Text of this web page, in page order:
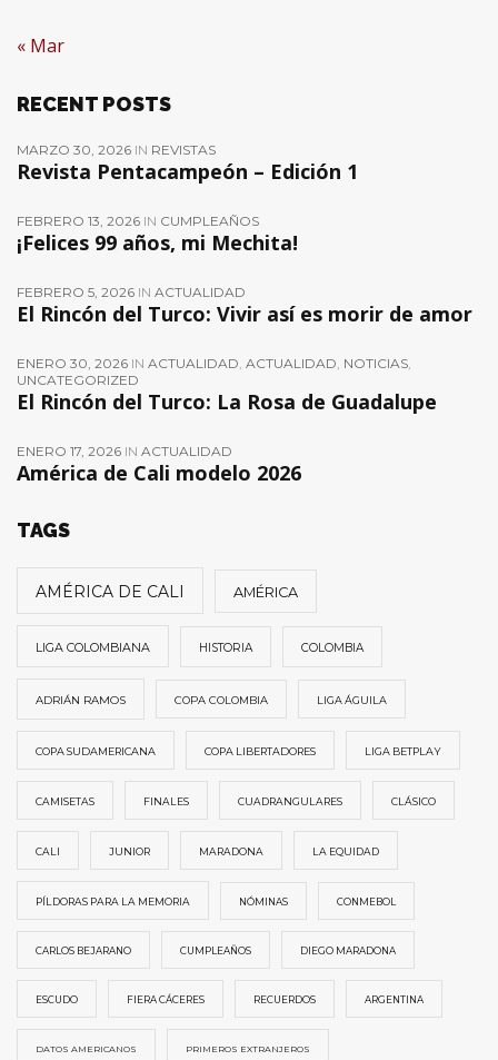
« Mar
RECENT POSTS
MARZO 30, 2026 IN REVISTAS
Revista Pentacampeón – Edición 1
FEBRERO 13, 2026 IN CUMPLEAÑOS
¡Felices 99 años, mi Mechita!
FEBRERO 5, 2026 IN ACTUALIDAD
El Rincón del Turco: Vivir así es morir de amor
ENERO 30, 2026 IN ACTUALIDAD ACTUALIDAD NOTICIAS
UNCATEGORIZED
El Rincón del Turco: La Rosa de Guadalupe
ENERO 17, 2026 IN ACTUALIDAD
América de Cali modelo 2026
TAGS
AMÉRICA DE CALI AMÉRICA
LIGA COLOMBIANA HISTORIA COLOMBIA
ADRIÁN RAMOS COPA COLOMBIA LIGA ÁGUILA
COPA SUDAMERICANA COPA LIBERTADORES LIGA BETPLAY
CAMISETAS FINALES CUADRANGULARES CLÁSICO
CALI JUNIOR MARADONA LA EQUIDAD
PÍLDORAS PARA LA MEMORIA NÓMINAS CONMEBOL
CARLOS BEJARANO CUMPLEAÑOS DIEGO MARADONA
ESCUDO FIERA CÁCERES RECUERDOS ARGENTINA
DATOS AMERICANOS PRIMEROS EXTRANJEROS